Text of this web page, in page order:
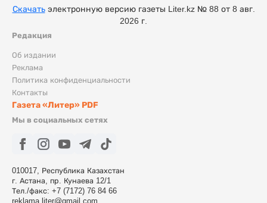
Редакция
Об издании
Реклама
Политика конфиденциальности
Контакты
Газета «Литер» PDF
Мы в социальных сетях
010017, Республика Казахстан
г. Астана, пр. Кунаева 12/1
Тел./факс: +7 (7172) 76 84 66
reklama.liter@gmail.com
Скачатьэлектронную версию газеты Liter.kz № 88 от 8 авг.
2026 г.